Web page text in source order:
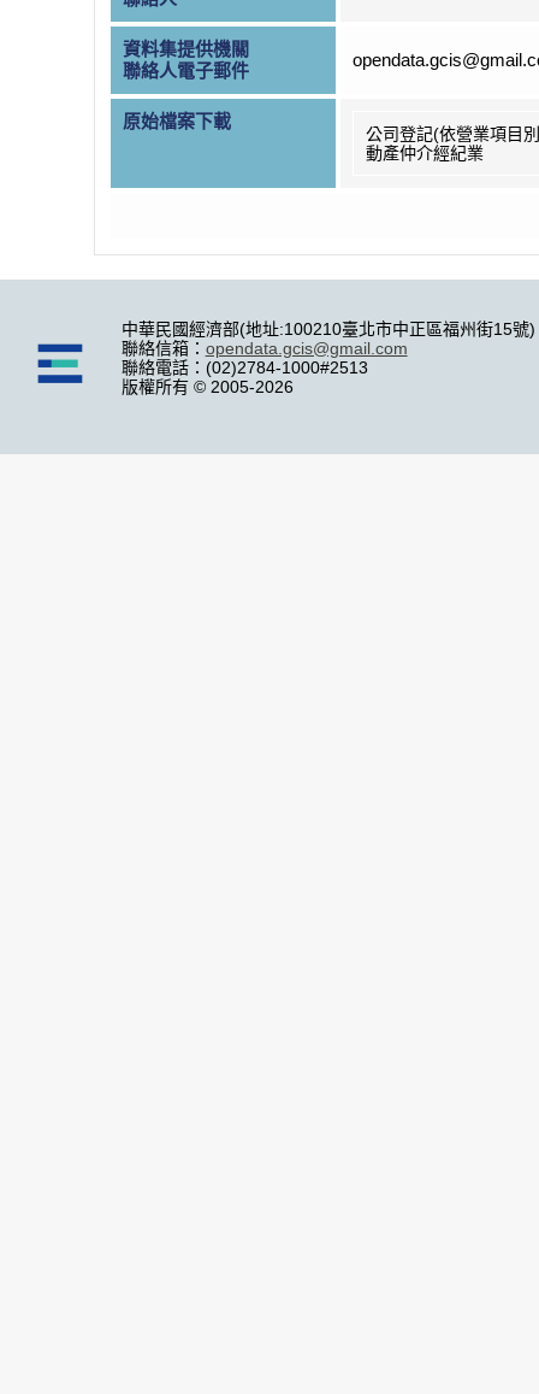
資料集提供機關
聯絡人電子郵件
原始檔案下載
公司登記(依營業項目
動產仲介經紀業
中華民國經濟部(地址:100210臺北市中正區福州街15號)
聯絡信箱： opendata.gcis@gmail.com
聯絡電話：(02)2784-1000#2513
版權所有 © 2005-2026